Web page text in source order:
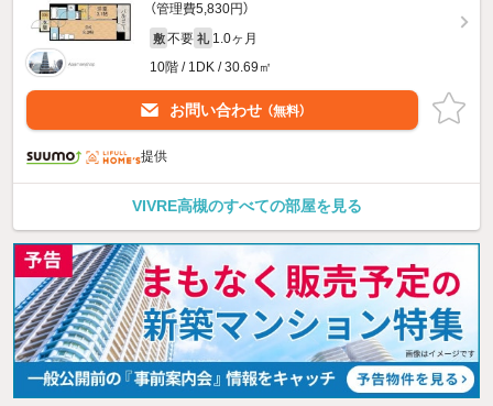
（管理費5,830円）
敷 不要 礼 1.0ヶ月
10階 / 1DK / 30.69㎡
お問い合わせ （無料）
提供
VIVRE高槻のすべての部屋を見る